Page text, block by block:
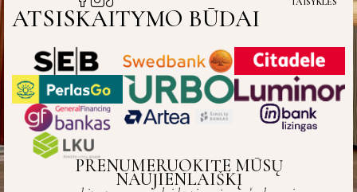
ATSISKAITYMO BŪDAI
PRENUMERUOKITE MŪSŲ
NAUJIENLAIŠKĮ